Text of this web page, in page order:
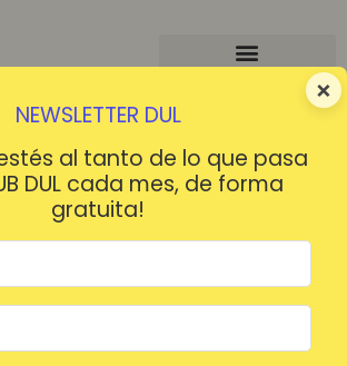
×
NEWSLETTER DUL
al tanto de lo que pasa
DUL cada mes, de forma
gratuita!
¡HOLA!